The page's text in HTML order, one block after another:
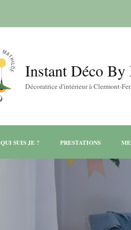
Instant Déco
Décoratrice d'intérieur à Clermont-
QUI SUIS JE ? PRESTATIONS